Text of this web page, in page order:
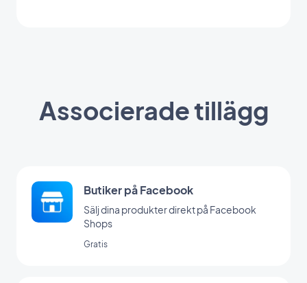
Associerade tillägg
Butiker på Facebook
Sälj dina produkter direkt på Facebook
Shops
Gratis